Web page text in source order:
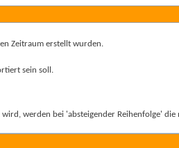
Zeitraum erstellt wurden.
sein soll.
werden bei 'absteigender Reihenfolge' die